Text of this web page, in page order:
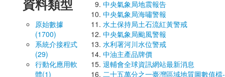
資料類型
原始數據
(1700)
系統介接程式
(29)
行動化應用軟
體(1)
中央氣象局地震報告
中央氣象局海嘯警報
水土保持局土石流紅黃警戒
中央氣象局颱風警報
水利署河川水位警戒
中油主產品牌價
退輔會全球資訊網站最新消息
二十五萬分之一臺灣區域地質圖數值檔